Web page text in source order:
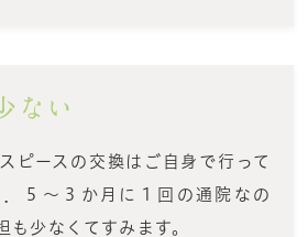
ない
ピースの交換はご自身で行って
５～３か月に１回の通院なの
も少なくてすみます。